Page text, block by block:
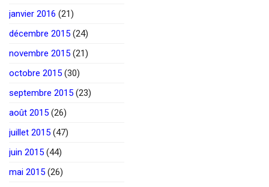
janvier 2016 (21)
décembre 2015 (24)
novembre 2015 (21)
octobre 2015 (30)
septembre 2015 (23)
août 2015 (26)
juillet 2015 (47)
juin 2015 (44)
mai 2015 (26)